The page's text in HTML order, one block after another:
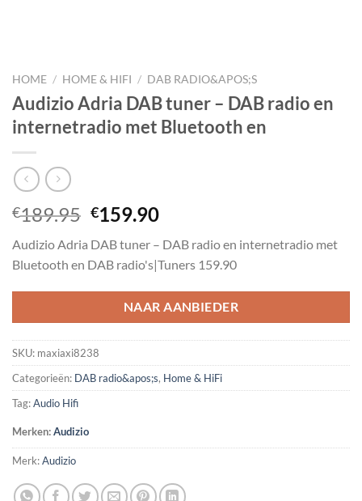
HOME / HOME & HIFI / DAB RADIO&APOS;S
Audizio Adria DAB tuner – DAB radio en
internetradio met Bluetooth en
€189.95 Oorspronkelijke
was:
€189.95.
€159.90Huidige
is:
€159.90.
Audizio Adria DAB tuner – DAB radio en internetradio met
Bluetooth en DAB radio's|Tuners 159.90
NAAR AANBIEDER
SKU: maxiaxi8238
Categorieën: DAB radio&apos;s, Home & HiFi
Tag:Audio Hifi
Merken:Audizio
Merk:Audizio